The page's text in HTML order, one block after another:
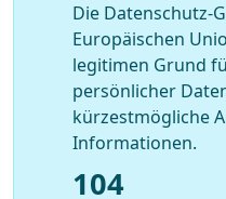
Die Datenschutz-
Europäischen
legitimen Grund
persönlicher
kürzestmögliche
Informationen.
104